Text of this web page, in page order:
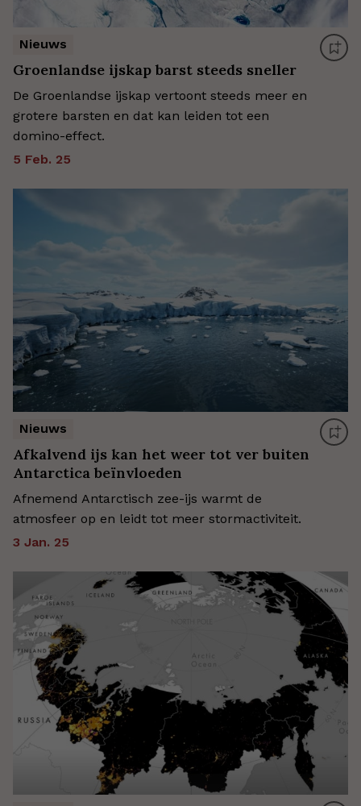
Nieuws
Groenlandse ijskap barst steeds sneller
De Groenlandse ijskap vertoont steeds meer en
grotere barsten en dat kan leiden tot een
domino-effect.
5 Feb. 25
Nieuws
Afkalvend ijs kan het weer tot ver buiten
Antarctica beïnvloeden
Afnemend Antarctisch zee-ijs warmt de
atmosfeer op en leidt tot meer stormactiviteit.
3 Jan. 25